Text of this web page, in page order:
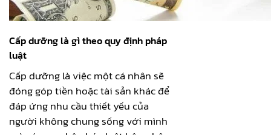
Cấp dưỡng là gì theo quy định pháp
luật
Cấp dưỡng là việc một cá nhân sẽ
đóng góp tiền hoặc tài sản khác để
đáp ứng nhu cầu thiết yếu của
người không chung sống với mình